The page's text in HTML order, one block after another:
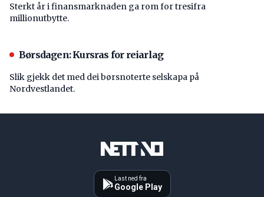
Sterkt år i finansmarknaden ga rom for tresifra
millionutbytte.
Børsdagen: Kursras for reiarlag
Slik gjekk det med dei børsnoterte selskapa på
Nordvestlandet.
Last ned fra
Google Play